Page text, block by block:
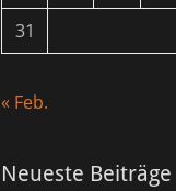
31
« Feb.
Neueste Beiträge